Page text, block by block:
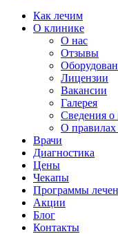
Как лечим
О клинике
О нас
Отзывы
Лицензии
Вакансии
Галерея
Сведения о
О
Врачи
Диагностика
Цены
Чекапы
Программы
Акции
Блог
Контакты